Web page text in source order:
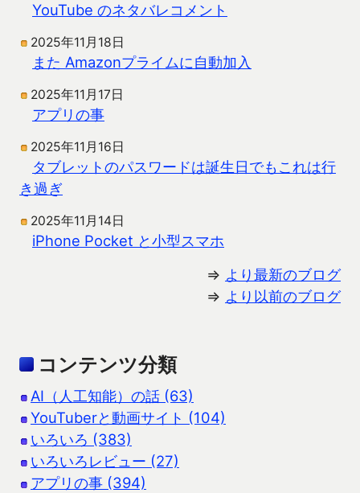
YouTube のネタバレコメント
2025年11月18日
また Amazonプライムに自動加入
2025年11月17日
アプリの事
2025年11月16日
タブレットのパスワードは誕生日でもこれは行
き過ぎ
2025年11月14日
iPhone Pocket と小型スマホ
⇒ より最新のブログ
⇒ より以前のブログ
コンテンツ分類
AI（人工知能）の話 (63)
YouTuberと動画サイト (104)
いろいろ (383)
いろいろレビュー (27)
アプリの事 (394)